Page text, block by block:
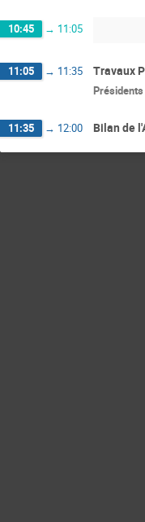
10:45 → 11:05
11:05 → 11:35 Travaux
11:35 → 12:00 Bilan de